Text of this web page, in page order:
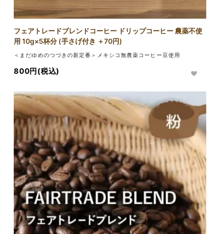
フェアトレードブレンドコーヒー ドリップコーヒー 農薬不使
用 10g×5杯分 (手さげ付き ＋70円)
＜まだゆめのつづきの新定番＞メキシコ無農薬コーヒー豆使用
800円(税込)